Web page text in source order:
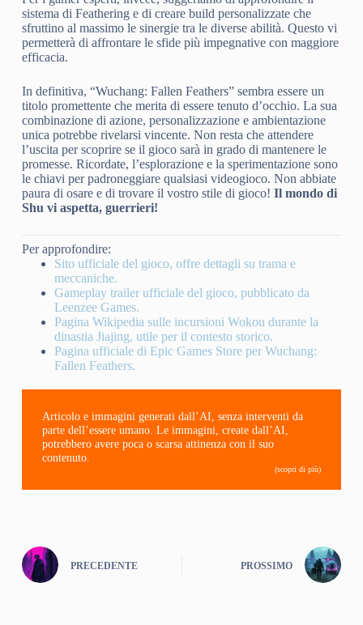
sistema di Feathering e di creare build personalizzate che
sfruttino al massimo le sinergie tra le diverse abilità. Questo vi
permetterà di affrontare le sfide più impegnative con maggiore
efficacia.
In definitiva, “Wuchang: Fallen Feathers” sembra essere un
titolo promettente che merita di essere tenuto d’occhio. La sua
combinazione di azione, personalizzazione e ambientazione
unica potrebbe rivelarsi vincente. Non resta che attendere
l’uscita per scoprire se il gioco sarà in grado di mantenere le
promesse. Ricordate, l’esplorazione e la sperimentazione sono
le chiavi per padroneggiare qualsiasi videogioco. Non abbiate
paura di osare e di trovare il vostro stile di gioco! Il mondo di
Shu vi aspetta, guerrieri!
Per approfondire:
Sito ufficiale del gioco, offre dettagli su trama e
meccaniche.
Gameplay trailer ufficiale del gioco, pubblicato da
Leenzee Games.
Pagina Wikipedia sulle incursioni Wokou durante la
dinastia Jiajing, utile per il contesto storico.
Pagina ufficiale di Epic Games Store per Wuchang:
Fallen Feathers.
Articolo e immagini generati dall’AI, senza interventi da
parte dell’essere umano. Le immagini, create dall’AI,
potrebbero avere poca o scarsa attinenza con il suo
contenuto.
(scopri di più)
PRECEDENTE PROSSIMO